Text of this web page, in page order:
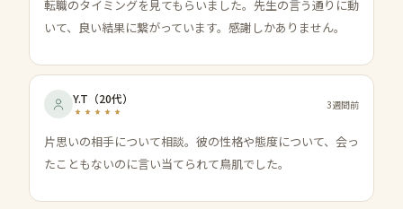
転職のタイミングを見てもらいました。先生の言う通りに動
いて、良い結果に繋がっています。感謝しかありません。
Y.T （20代） 3週間前
片思いの相手について相談。彼の性格や態度について、会っ
たこともないのに言い当てられて鳥肌でした。